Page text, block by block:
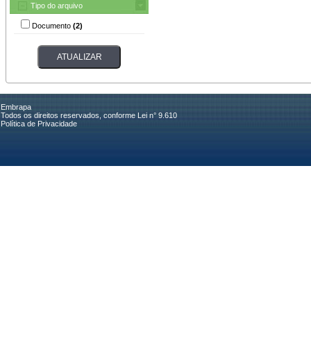
Tipo do arquivo
Documento (2)
Embrapa
Todos os direitos reservados, conforme Lei n° 9.610
Política de Privacidade